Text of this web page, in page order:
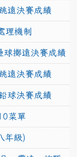
遠決賽成績
理機制
球擲遠決賽成績
遠決賽成績
球決賽成績
菜單
年級)